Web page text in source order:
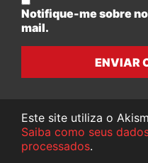
Notifique-me sobre
mail.
ENVIAR
Este site utiliza o
Saiba como seus
processados.